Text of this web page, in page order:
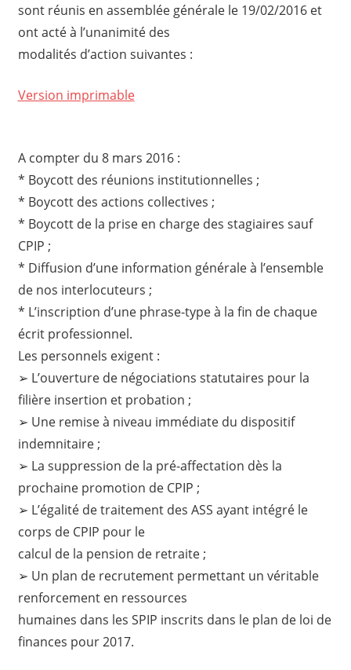
sont réunis en assemblée générale le 19/02/2016 et
ont acté à l’unanimité des
modalités d’action suivantes :
Version imprimable
A compter du 8 mars 2016 :
* Boycott des réunions institutionnelles ;
* Boycott des actions collectives ;
* Boycott de la prise en charge des stagiaires sauf
CPIP ;
* Diffusion d’une information générale à l’ensemble
de nos interlocuteurs ;
* L’inscription d’une phrase-type à la fin de chaque
écrit professionnel.
Les personnels exigent :
➢ L’ouverture de négociations statutaires pour la
filière insertion et probation ;
➢ Une remise à niveau immédiate du dispositif
indemnitaire ;
➢ La suppression de la pré-affectation dès la
prochaine promotion de CPIP ;
➢ L’égalité de traitement des ASS ayant intégré le
corps de CPIP pour le
calcul de la pension de retraite ;
➢ Un plan de recrutement permettant un véritable
renforcement en ressources
humaines dans les SPIP inscrits dans le plan de loi de
finances pour 2017.